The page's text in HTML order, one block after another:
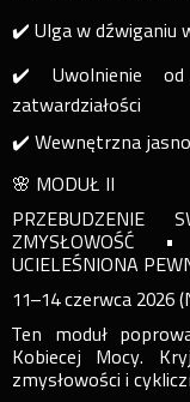
✔️ Ulga w dźwiganiu
✔️ Uwolnienie
zatwardziałości
✔️ Wewnętrzna
🌸 MODUŁ II
PRZEBUDZENIE
ZMYSŁOWOŚĆ
UCIELEŚNIONA
11–14 czerwca 2026
Ten moduł
Kobiecej Mocy.
zmysłowości i